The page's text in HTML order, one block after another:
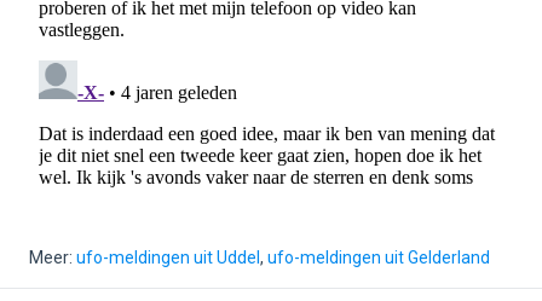
Meer: ufo-meldingen uit Uddel , ufo-meldingen uit Gelderland